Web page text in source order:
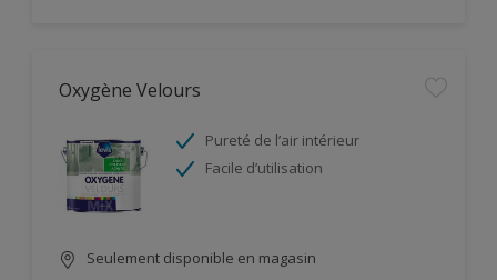
Oxygène Velours
Pureté de l’air intérieur
Facile d’utilisation
Seulement disponible en magasin